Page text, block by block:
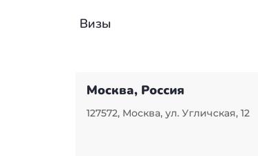
Визы
Москва, Россия
127572, Москва, ул. Угличская, 12